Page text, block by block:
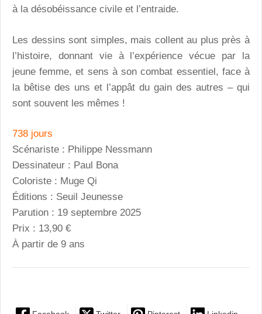
à la désobéissance civile et l’entraide.
Les dessins sont simples, mais collent au plus près à
l’histoire, donnant vie à l’expérience vécue par la
jeune femme, et sens à son combat essentiel, face à
la bêtise des uns et l’appât du gain des autres – qui
sont souvent les mêmes !
738 jours
Scénariste : Philippe Nessmann
Dessinateur : Paul Bona
Coloriste : Muge Qi
Éditions : Seuil Jeunesse
Parution : 19 septembre 2025
Prix : 13,90 €
À partir de 9 ans